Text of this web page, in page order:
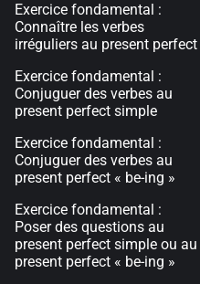
Exercice fondamental :
Connaître les verbes
irréguliers au present perfect
Exercice fondamental :
Conjuguer des verbes au
present perfect simple
Exercice fondamental :
Conjuguer des verbes au
present perfect « be-ing »
Exercice fondamental :
Poser des questions au
present perfect simple ou au
present perfect « be-ing »